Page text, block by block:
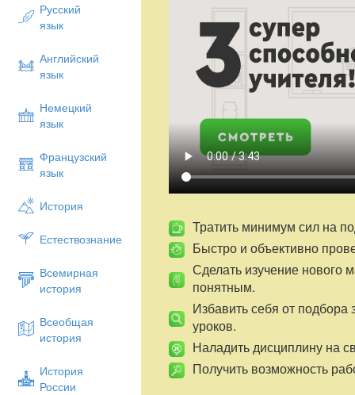
Русский
язык
Английский
язык
Немецкий
язык
Французский
язык
История
Естествознание
Всемирная
история
Всеобщая
история
История
России
экране план выступления
Тратить минимум сил на
Быстро и объективно
Сделать изучение нового
понятным.
Избавить себя от подбора
уроков.
Наладить дисциплину на
Получить возможность